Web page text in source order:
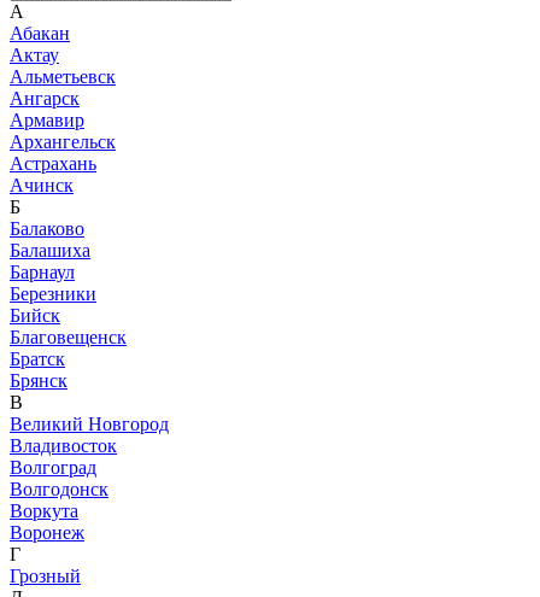
А
Абакан
Актау
Альметьевск
Ангарск
Армавир
Архангельск
Астрахань
Ачинск
Б
Балаково
Балашиха
Барнаул
Березники
Бийск
Благовещенск
Братск
Брянск
В
Великий Новгород
Владивосток
Волгоград
Волгодонск
Воркута
Воронеж
Г
Грозный